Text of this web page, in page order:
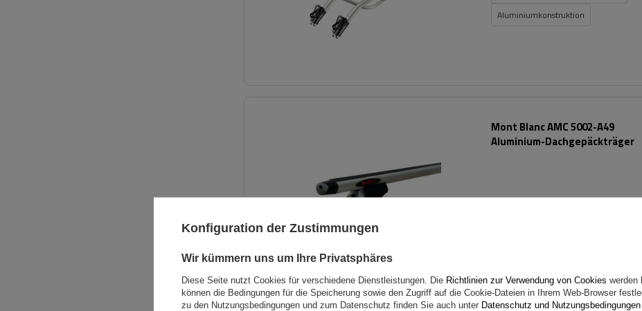
Aluminiumkonstruktion
Mont Blanc AMC 5002-A49
Aluminium-Dachgepäckträger
Konfiguration der Zustimmungen
Wir kümmern uns um Ihre Privatsphäres
Diese Seite nutzt Cookies für verschiedene Dienstleistungen. Die Richtlinien zur Verwendung von Cookies werden
können die Bedingungen für die Speicherung sowie den Zugriff auf die Cookie-Dateien in Ihrem Web-Browser
zu den Nutzungsbedingungen und zum Datenschutz finden Sie auch unter Datenschutz und